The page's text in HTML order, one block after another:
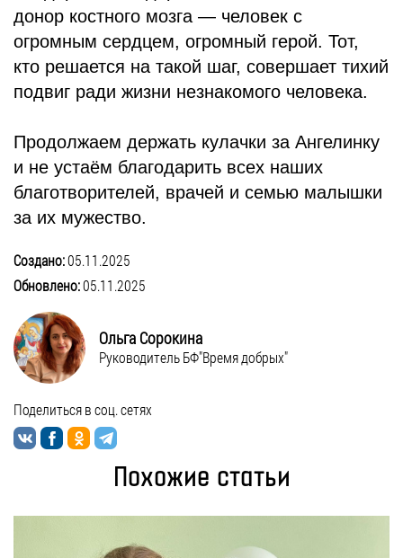
донор костного мозга — человек с
огромным сердцем, огромный герой. Тот,
кто решается на такой шаг, совершает тихий
подвиг ради жизни незнакомого человека.
Продолжаем держать кулачки за Ангелинку
и не устаём благодарить всех наших
благотворителей, врачей и семью малышки
за их мужество.
Создано:05.11.2025
Обновлено:05.11.2025
Ольга Сорокина
Руководитель БФ"Время добрых"
Поделиться в соц. сетях
Похожие статьи